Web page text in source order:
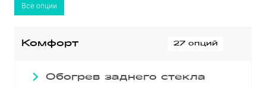
Все опции
Комфорт 27 опций
Обогрев заднего стекла